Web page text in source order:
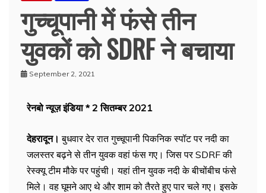
गुच्चूपानी में फंसे तीन
युवकों को SDRF ने बचाया
September 2, 2021
रेनबो न्यूज़ इंडिया * 2 सितम्बर 2021
देहरादून। बुधवार देर रात गुच्चूपानी पिकनिक स्पॉट पर नदी का
जलस्तर बढ़ने से तीन युवक वहां फंस गए। जिस पर SDRF की
रेस्क्यू टीम मौके पर पहुंची। यहां तीन युवक नदी के बीचोंबीच फंसे
मिले। वह घूमने आए थे और शाम को तैरते हुए पार चले गए। इसके